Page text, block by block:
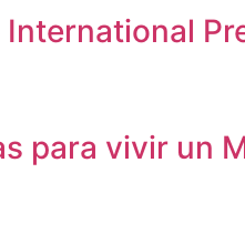
para vivir un